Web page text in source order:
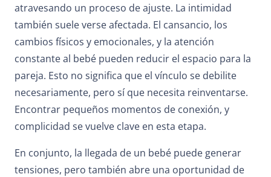
atravesando un proceso de ajuste. La intimidad
también suele verse afectada. El cansancio, los
cambios físicos y emocionales, y la atención
constante al bebé pueden reducir el espacio para la
pareja. Esto no significa que el vínculo se debilite
necesariamente, pero sí que necesita reinventarse.
Encontrar pequeños momentos de conexión, y
complicidad se vuelve clave en esta etapa.
En conjunto, la llegada de un bebé puede generar
tensiones, pero también abre una oportunidad de